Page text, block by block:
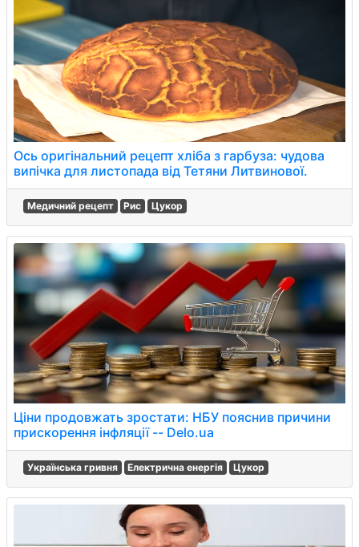
Ось оригінальний рецепт хліба з гарбуза: чудова
випічка для листопада від Тетяни Литвинової.
Медичний рецепт Рис Цукор
Ціни продовжать зростати: НБУ пояснив причини
прискорення інфляції -- Delo.ua
Українська гривня Електрична енергія Цукор